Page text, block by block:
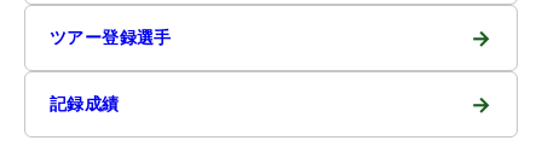
ツアー登録選手 →
記録成績 →